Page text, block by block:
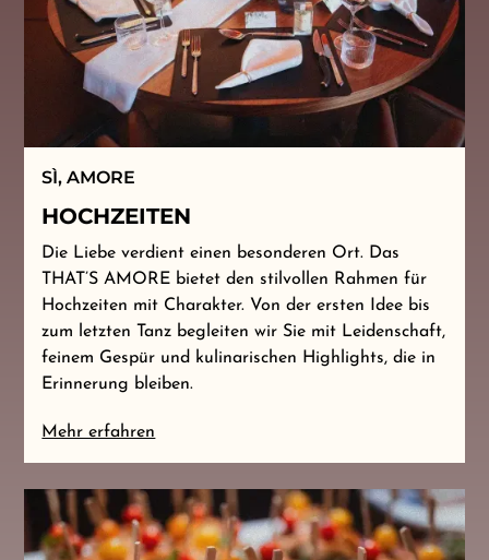
SÌ, AMORE
HOCHZEITEN
Die Liebe verdient einen besonderen Ort. Das
THAT’S AMORE bietet den stilvollen Rahmen für
Hochzeiten mit Charakter. Von der ersten Idee bis
zum letzten Tanz begleiten wir Sie mit Leidenschaft,
feinem Gespür und kulinarischen Highlights, die in
Erinnerung bleiben.
Mehr erfahren